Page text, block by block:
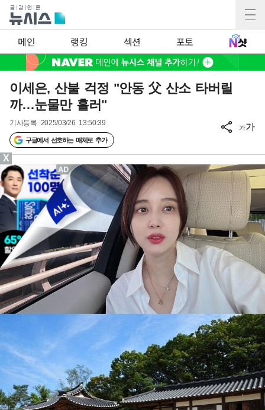
메인 랭킹 섹션 포토
이세은, 산불 걱정 "안동 父 산소 타버릴
까…눈물만 흘러"
기사등록 2025/03/26 13:50:39
구글에서 선호하는 매체로 추가
가가
X